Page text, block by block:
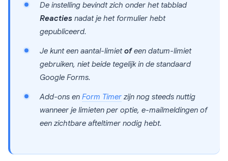
De instelling bevindt zich onder het tabblad
Reacties nadat je het formulier hebt
gepubliceerd.
Je kunt een aantal-limietofeen datum-limiet
gebruiken, niet beide tegelijk in de standaard
Google Forms.
Add-ons en Form Timer zijn nog steeds nuttig
wanneer je limieten per optie, e-mailmeldingen of
een zichtbare afteltimer nodig hebt.